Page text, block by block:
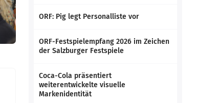
ORF: Pig legt Personalliste vor
ORF-Festspielempfang 2026 im Zeichen
der Salzburger Festspiele
Coca-Cola präsentiert
weiterentwickelte visuelle
Markenidentität